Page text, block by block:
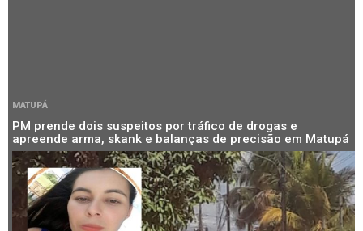
MATUPÁ
PM prende dois suspeitos por tráfico de drogas e
apreende arma, skank e balanças de precisão em Matupá